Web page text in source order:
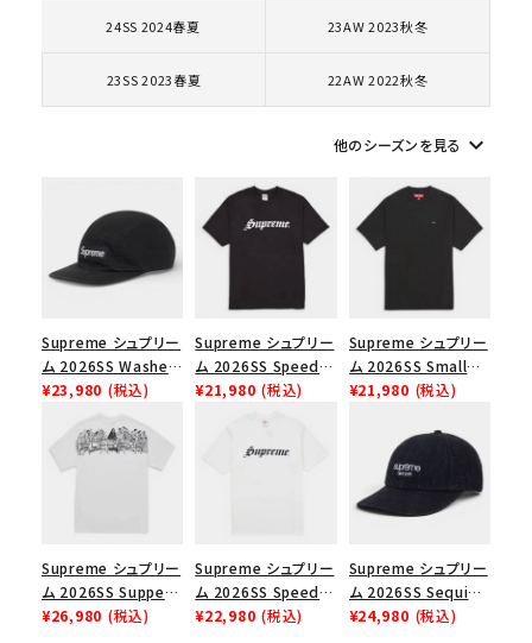
価格から探す
在庫のない商品を表示する
絞り込んで検索する
24SS 2024春夏 23AW 2023秋冬
23SS 2023春夏 22AW 2022秋冬
他のシーズンを見る keyboard_arrow_down
Supreme シュプリー
ム 2026SS Washed
Chino Twill Camp
Cap ウォッシュド チ
ノツイル キャンプキャ
ップ ブラック
¥23,980 (税込)
Supreme シュプリー
ム 2026SS Speed
Tee スピードTシャツ
¥21,980 (税込)
Supreme シュプリー
ム 2026SS Small
Box Tee スモールボ
¥21,980 (税込)
Supreme シュプリー
ム 2026SS Supper
Tee サパーTシャツ
¥26,980 (税込)
Supreme シュプリー
ム 2026SS Speed
Tee スピードTシャツ
¥22,980 (税込)
Supreme シュプリー
ム 2026SS Sequin
Denim Classic
¥24,980 (税込)